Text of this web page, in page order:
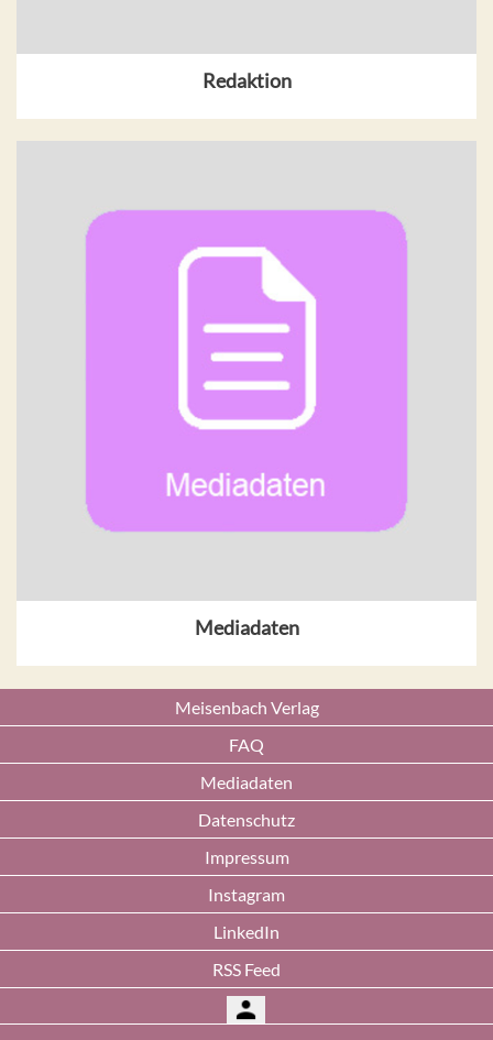
Redaktion
Mediadaten
Meisenbach Verlag
FAQ
Mediadaten
Datenschutz
Impressum
Instagram
LinkedIn
RSS Feed